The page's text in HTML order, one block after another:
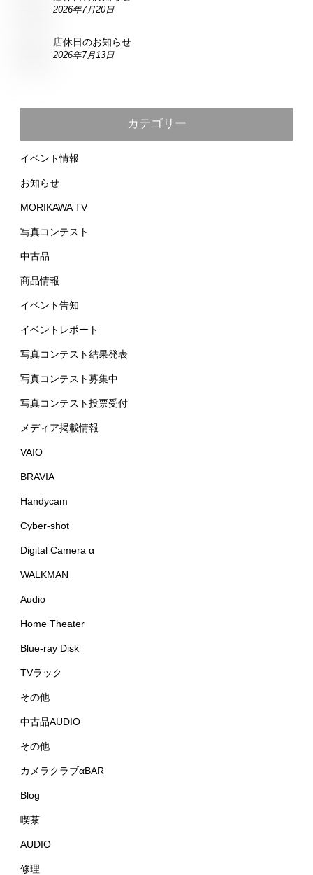
2026年7月20日
店休日のお知らせ
2026年7月13日
カテゴリー
イベント情報
お知らせ
MORIKAWA TV
写真コンテスト
中古品
商品情報
イベント告知
イベントレポート
写真コンテスト結果発表
写真コンテスト募集中
写真コンテスト投票受付
メディア掲載情報
VAIO
BRAVIA
Handycam
Cyber-shot
Digital Camera α
WALKMAN
Audio
Home Theater
Blue-ray Disk
TVラック
その他
中古品AUDIO
その他
カメラクラブαBAR
Blog
喫茶
AUDIO
修理